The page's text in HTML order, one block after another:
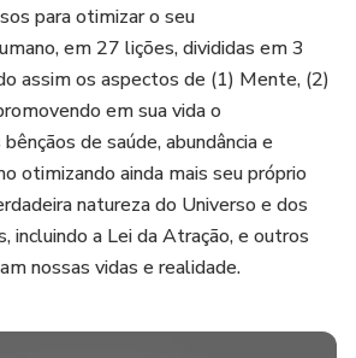
para otimizar o seu
em 27 lições, divididas em 3
assim os aspectos de (1) Mente, (2)
em sua vida o
de saúde, abundância e
otimizando ainda mais seu próprio
natureza do Universo e dos
incluindo a Lei da Atração, e outros
nossas vidas e realidade.